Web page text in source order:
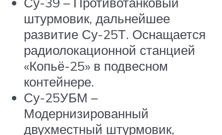
штурмовик, дальнейшее
развитие Су-25Т. Оснащается
радиолокационной станцией
«Копьё-25» в подвесном
контейнере.
Су-25УБМ –
Модернизированный
двухместный штурмовик,